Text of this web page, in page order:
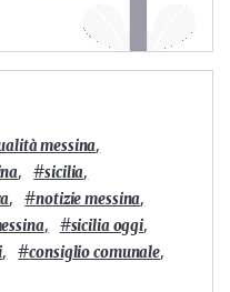
messina,
, #sicilia,
, #notizie messina,
, #sicilia oggi,
, #consiglio comunale,